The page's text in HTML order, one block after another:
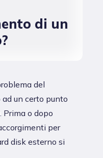
di un
del
un certo punto
o dopo
per
disk esterno si